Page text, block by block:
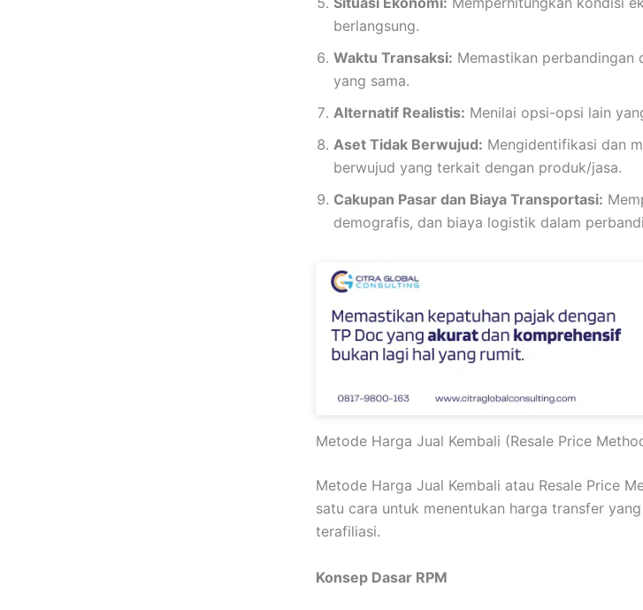
berlangsung.
Waktu Transaksi: Memastikan
yang sama.
Alternatif Realistis: Menilai opsi-opsi lain
Aset Tidak Berwujud: Mengidentifikasi dan
berwujud yang terkait dengan produk/jasa.
Cakupan Pasar dan Biaya Transportasi:
demografis, dan biaya logistik dalam
Metode Harga Jual Kembali (Resale Price
Metode Harga Jual Kembali atau Resale Price
satu cara untuk menentukan harga transfer
terafiliasi.
Konsep Dasar RPM